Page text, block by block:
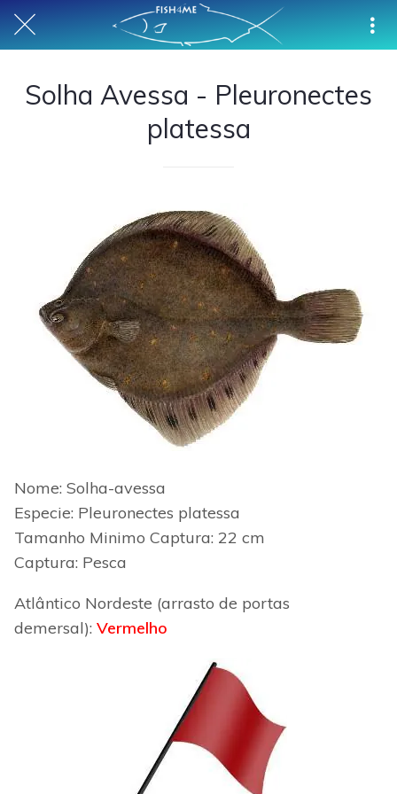
Solha Avessa - Pleuronectes
platessa
Nome: Solha-avessa
Especie: Pleuronectes platessa
Tamanho Minimo Captura: 22 cm
Captura: Pesca
Atlântico Nordeste (arrasto de portas
demersal): Vermelho